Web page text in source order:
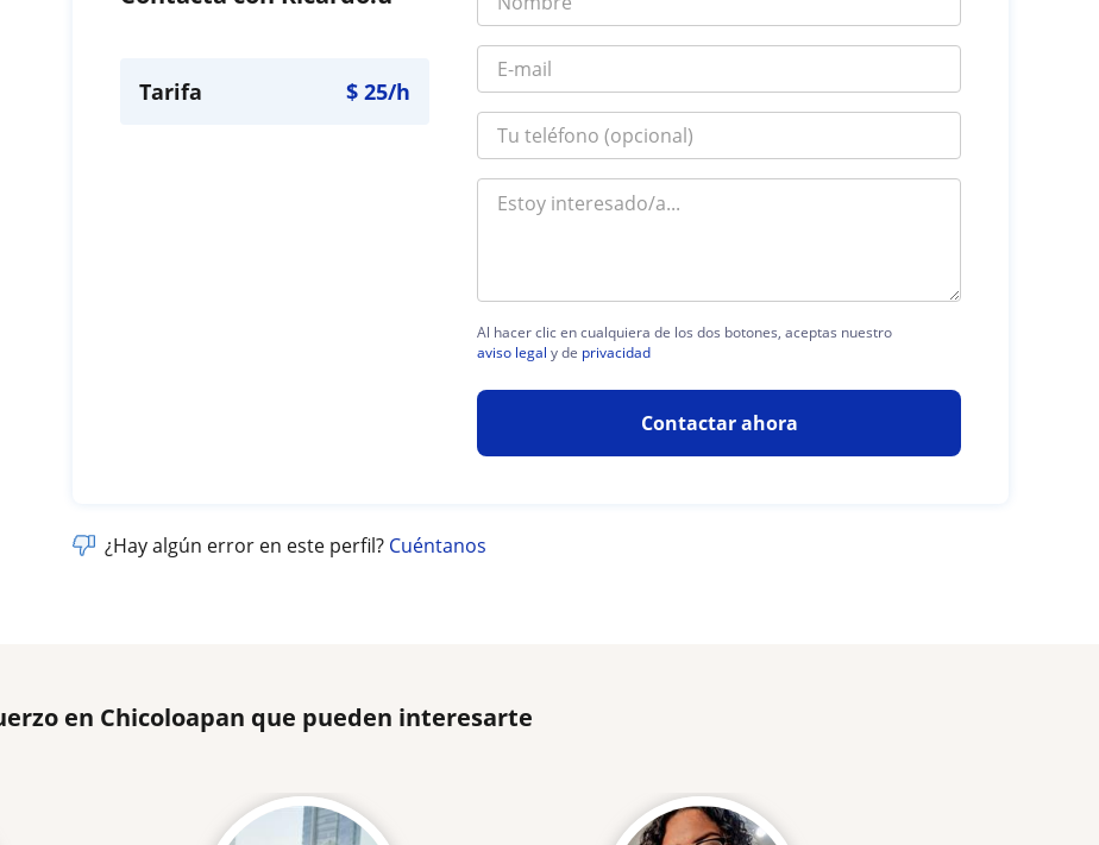
Tarifa $25/h
Al hacer clic en cualquiera de los dos botones, aceptas nuestro
aviso legal y de privacidad
Contactar ahora
¿Hay algún error en este perfil? Cuéntanos
en Chicoloapan que pueden interesarte